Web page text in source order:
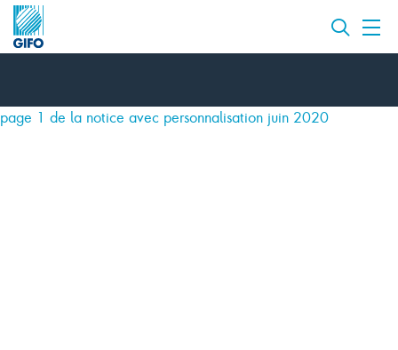
page 1 de la notice avec personnalisation juin 2020